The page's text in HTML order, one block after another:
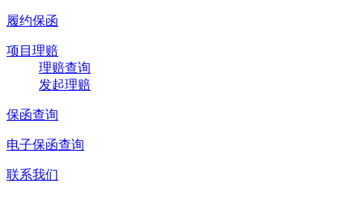
履约保函
项目理赔
理赔查询
发起理赔
保函查询
电子保函查询
联系我们